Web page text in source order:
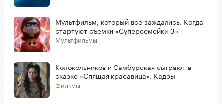
Мультфильм, который все заждались. Когда
стартуют съемки «Суперсемейки-3»
Мультфильмы
Колокольников и Самбурская сыграют в
сказке «Спящая красавица». Кадры
Фильмы